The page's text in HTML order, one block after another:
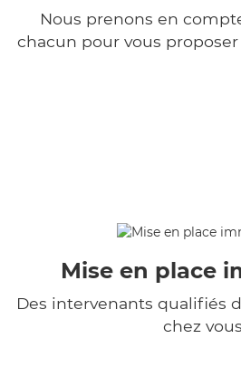
Nous prenons en
chacun pour vous
Mise en place
Des intervenants qualifiés
chez vous